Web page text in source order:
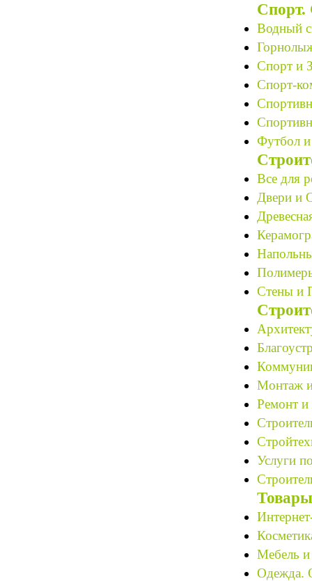
Спорт.
Водный
Спорт и
Спорт-
Футбол
Все для
Двери и
Стены и
Монтаж
Ремонт и
Услуги
Мебель
Одежда.